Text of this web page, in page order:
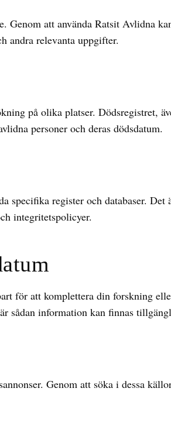
Genom att använda Ratsit Avlidna
andra relevanta uppgifter.
på olika platser. Dödsregistret,
personer och deras dödsdatum.
specifika register och databaser.
integritetspolicyer.
för att komplettera din forskning
sådan information kan finnas
Genom att söka i dessa